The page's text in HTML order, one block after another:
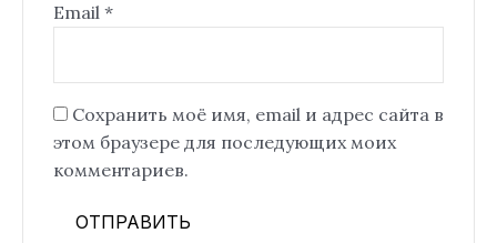
Email *
Сохранить моё имя, email и адрес сайта в
этом браузере для последующих моих
комментариев.